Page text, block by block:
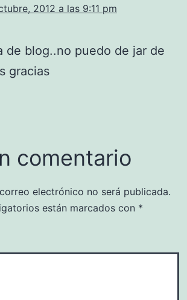
2012 a las 9:11 pm
de blog..no puedo de jar de
gracias
comentario
electrónico no será publicada.
están marcados con *